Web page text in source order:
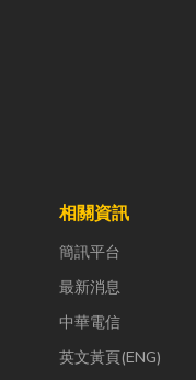
路購物越來越
食品、生活用
品、電子...
相關資訊
簡訊平台
最新消息
中華電信
英文黃頁(ENG)